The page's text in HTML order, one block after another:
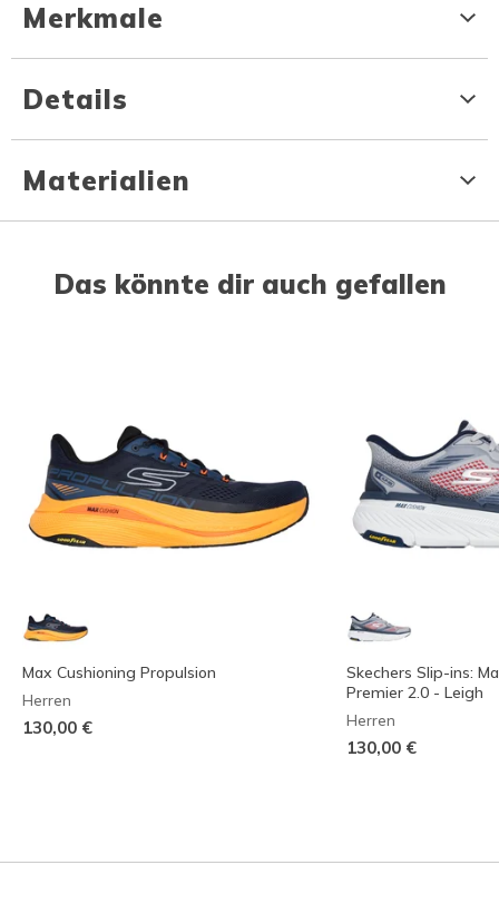
Merkmale
Details
Materialien
Das könnte dir auch gefallen
Max Cushioning Propulsion
Herren
130,00 €
Skechers Slip-ins:
Premier 2.0 - Leigh
Herren
130,00 €